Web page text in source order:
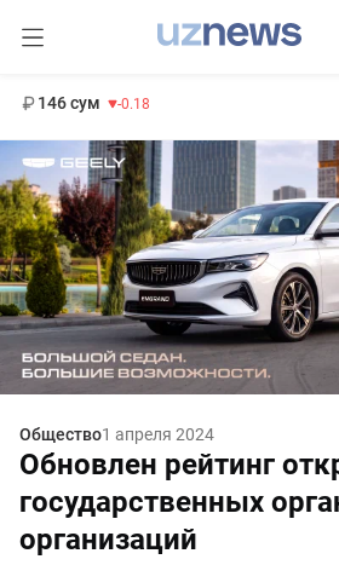
146 сум -0.18
Общество1 апреля 2024
Обновлен рейтинг
государственных
организаций